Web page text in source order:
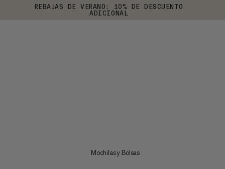
REBAJAS DE VERANO: 10% DE DESCUENTO
ADICIONAL
Mochilas y Bolsas